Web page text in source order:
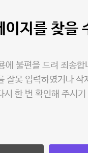
이지를 찾을
에 불편을 드려 죄송합
잘못 입력하였거나 삭
시 한 번 확인해 주시